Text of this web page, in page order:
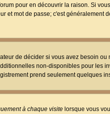
pour en découvrir la raison. Si
et mot de passe; c'est
de décider si vous avez besoin
non-disponibles pour les
prend seulement quelques
à chaque visite lorsque vous